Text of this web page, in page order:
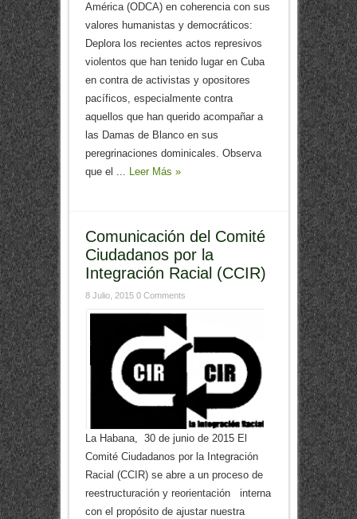
América (ODCA) en coherencia con sus
valores humanistas y democráticos:
Deplora los recientes actos represivos
violentos que han tenido lugar en Cuba
en contra de activistas y opositores
pacíficos, especialmente contra
aquellos que han querido acompañar a
las Damas de Blanco en sus
peregrinaciones dominicales. Observa
que el ... Leer Más »
Comunicación del Comité
Ciudadanos por la
Integración Racial (CCIR)
8 Julio, 2015 0 Comments
La Habana, 30 de junio de 2015 El
Comité Ciudadanos por la Integración
Racial (CCIR) se abre a un proceso de
reestructuración y reorientación interna
con el propósito de ajustar nuestra